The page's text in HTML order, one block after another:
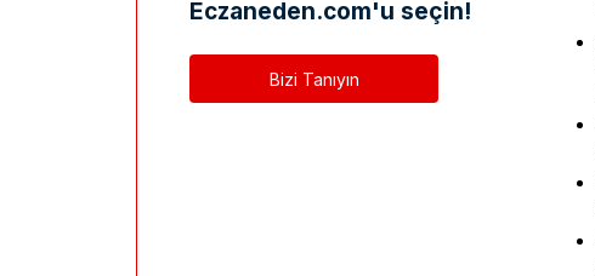
Eczaneden.com'u seçin!
Bizi Tanıyın